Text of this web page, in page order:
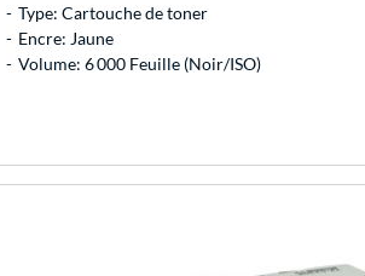
Type: Cartouche de toner
Encre: Jaune
Volume: 6 000 Feuille (Noir/ISO)